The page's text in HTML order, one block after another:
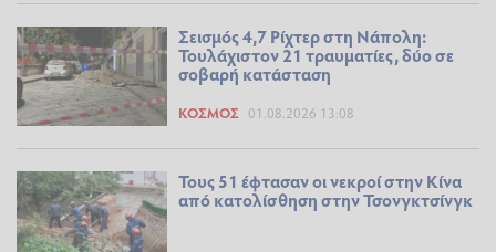
Σεισμός 4,7 Ρίχτερ στη Νάπολη:
Τουλάχιστον 21 τραυματίες, δύο σε
σοβαρή κατάσταση
ΚΌΣΜΟΣ 01.08.2026 13:08
Τους 51 έφτασαν οι νεκροί στην Κίνα
από κατολίσθηση στην Τσονγκτσίνγκ